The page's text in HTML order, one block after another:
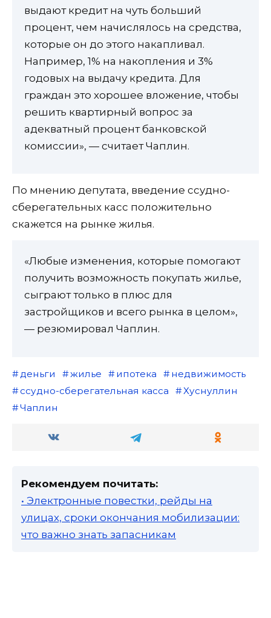
выдают кредит на чуть больший
процент, чем начислялось на средства,
которые он до этого накапливал.
Например, 1% на накопления и 3%
годовых на выдачу кредита. Для
граждан это хорошее вложение, чтобы
решить квартирный вопрос за
адекватный процент банковской
комиссии», — считает Чаплин.
По мнению депутата, введение ссудно-
сберегательных касс положительно
скажется на рынке жилья.
«Любые изменения, которые помогают
получить возможность покупать жилье,
сыграют только в плюс для
застройщиков и всего рынка в целом»,
— резюмировал Чаплин.
деньги жилье ипотека
недвижимость
ссудно-сберегательная касса
Хуснуллин
Чаплин
Рекомендуем почитать:
• Электронные повестки, рейды на
улицах, сроки окончания мобилизации:
что важно знать запасникам